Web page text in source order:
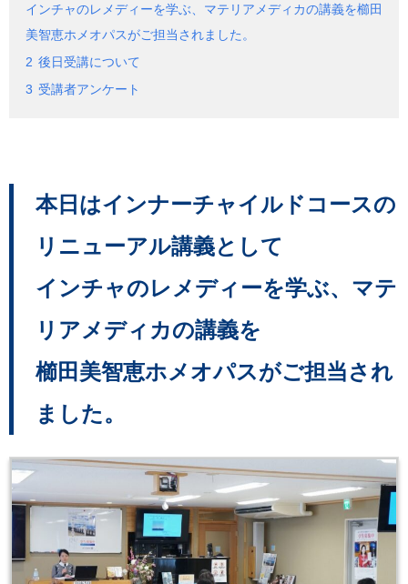
インチャのレメディーを学ぶ、マテリアメディカの講義を櫛田
美智恵ホメオパスがご担当されました。
2 後日受講について
3 受講者アンケート
本日はインナーチャイルドコースの
リニューアル講義として
インチャのレメディーを学ぶ、マテ
リアメディカの講義を
櫛田美智恵ホメオパスがご担当され
ました。